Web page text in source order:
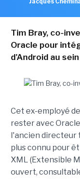
Tim Bray, co-
Oracle pour
d'Android au
Cet ex-employé
rester avec
l'ancien directeur
plus connu pour
XML (Extensible
ouvert,